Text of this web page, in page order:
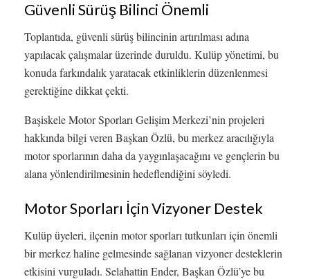
Güvenli Sürüş Bilinci Önemli
Toplantıda, güvenli sürüş bilincinin artırılması adına
yapılacak çalışmalar üzerinde duruldu. Kulüp yönetimi, bu
konuda farkındalık yaratacak etkinliklerin düzenlenmesi
gerektiğine dikkat çekti.
Başiskele Motor Sporları Gelişim Merkezi’nin projeleri
hakkında bilgi veren Başkan Özlü, bu merkez aracılığıyla
motor sporlarının daha da yaygınlaşacağını ve gençlerin bu
alana yönlendirilmesinin hedeflendiğini söyledi.
Motor Sporları İçin Vizyoner Destek
Kulüp üyeleri, ilçenin motor sporları tutkunları için önemli
bir merkez haline gelmesinde sağlanan vizyoner desteklerin
etkisini vurguladı. Selahattin Ender, Başkan Özlü’ye bu